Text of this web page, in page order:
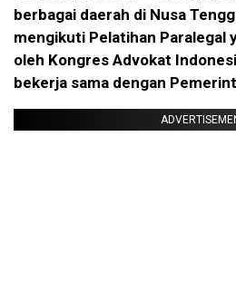
berbagai daerah di Nusa
mengikuti Pelatihan Paralegal
oleh Kongres Advokat
bekerja sama dengan